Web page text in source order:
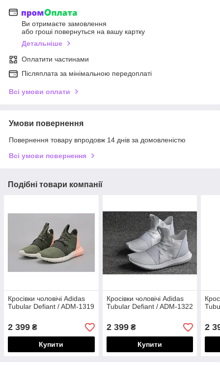
Ви отримаєте замовлення
або гроші повернуться на вашу картку
Детальніше
Оплатити частинами
Післяплата за мінімальною передоплаті
Всі умови оплати
Умови повернення
Повернення товару впродовж 14 днів за домовленістю
Всі умови повернення
Подібні товари компанії
Кросівки чоловічі Adidas
Tubular Defiant / ADM-1319
2 399 ₴
Купити
Кросівки чоловічі Adidas
Tubular Defiant / ADM-1322
2 399₴
Купити
2